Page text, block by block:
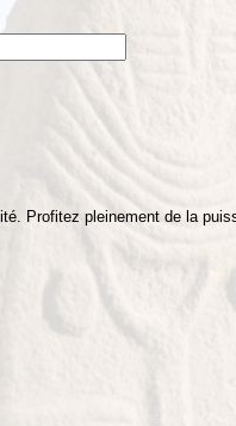
Profitez pleinement de la